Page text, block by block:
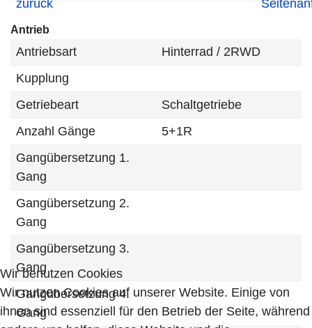
Antrieb
Antriebsart
Hinterrad / 2RWD
Kupplung
Getriebeart
Schaltgetriebe
Anzahl Gänge
5+1R
Gangübersetzung 1.
Gang
Gangübersetzung 2.
Gang
Gangübersetzung 3.
Gang
Gangübersetzung 4.
Gang
Wir benutzen Cookies
Wir nutzen Cookies auf unserer Website. Einige von
ihnen sind essenziell für den Betrieb der Seite, während